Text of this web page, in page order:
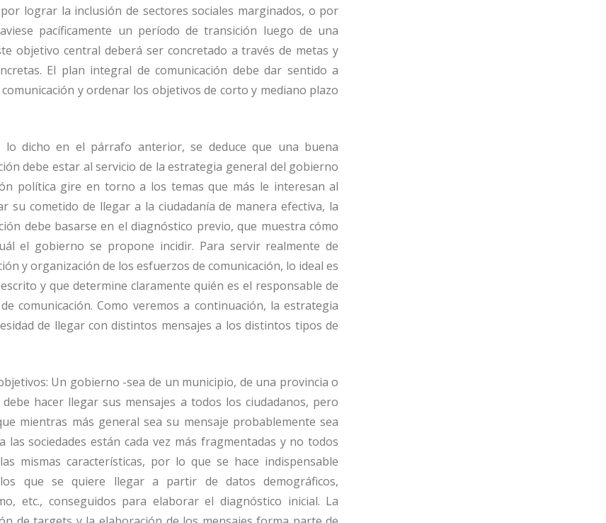
lograr la inclusión de sectores sociales marginados, o por
pacíficamente un período de transición luego de una
objetivo central deberá ser concretado a través de metas y
El plan integral de comunicación debe dar sentido a
y ordenar los objetivos de corto y mediano plazo
dicho en el párrafo anterior, se deduce que una buena
debe estar al servicio de la estrategia general del gobierno
política gire en torno a los temas que más le interesan al
su cometido de llegar a la ciudadanía de manera efectiva, la
debe basarse en el diagnóstico previo, que muestra cómo
el gobierno se propone incidir. Para servir realmente de
y organización de los esfuerzos de comunicación, lo ideal es
y que determine claramente quién es el responsable de
comunicación. Como veremos a continuación, la estrategia
de llegar con distintos mensajes a los distintos tipos de
Un gobierno -sea de un municipio, de una provincia o
hacer llegar sus mensajes a todos los ciudadanos, pero
mientras más general sea su mensaje probablemente sea
las sociedades están cada vez más fragmentadas y no todos
mismas características, por lo que se hace indispensable
que se quiere llegar a partir de datos demográficos,
etc., conseguidos para elaborar el diagnóstico inicial. La